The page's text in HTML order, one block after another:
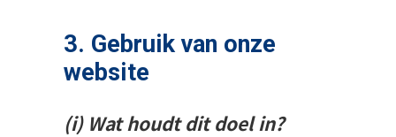
3. Gebruik van onze
website
(i) Wat houdt dit doel in?